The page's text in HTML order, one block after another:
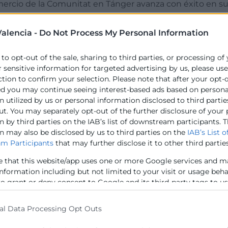
- Do Not Process My Personal Information
to opt-out of the sale, sharing to third parties, or processing of
sensitive information for targeted advertising by us, please
to confirm your selection. Please note that after your opt-
you may continue seeing interest-based ads based on
utilized by us or personal information disclosed to third
You may separately opt-out of the further disclosure of your
by third parties on the IAB’s list of downstream participants.
may also be disclosed by us to third parties on the IAB’s List
Participants that may further disclose it to other third
that this website/app uses one or more Google services and
including but not limited to your visit or usage
grant or deny consent to Google and its third-party tags to
specified purposes in below Google consent section.
Data Processing Opt Outs
de la Comunitat en Tánger avanza con éxito en
agenda de contactos empresariales y encuentros
país africano.
a sectores como agroalimentación,
hoy se han celebrado reuniones B2B con
destacando el alto interés mutuo por establecer
enclave estratégico que concentra gran parte de
En esta visita, los empresarios valencianos han
de establecer alianzas.
Española de Comercio en Tánger, en la que
disponibles para las pymes valencianas.
de asociaciones sectoriales y visitas a
Morata, destaca “la importancia de intensificar las
su proximidad, dinamismo económico y por